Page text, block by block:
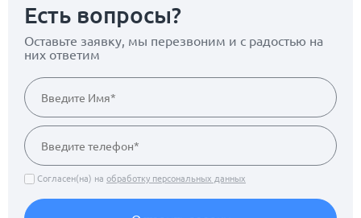
Есть вопросы?
Оставьте заявку, мы перезвоним и с радостью на
них ответим
Согласен(на) на обработку персональных данных